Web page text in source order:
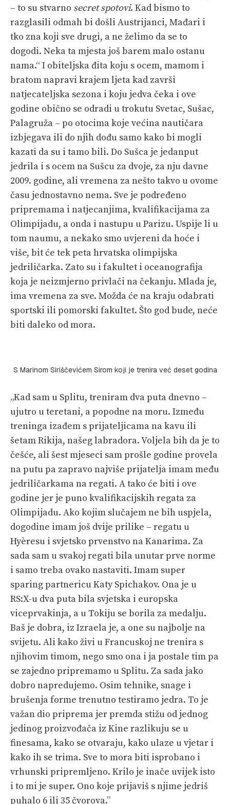
– to su stvarno secret spotovi. Kad bismo to
razglasili odmah bi došli Austrijanci, Mađari i
tko zna koji sve drugi, a ne želimo da se to
dogodi. Neka ta mjesta još barem malo ostanu
nama.“ I obiteljska đita koju s ocem, mamom i
bratom napravi krajem ljeta kad završi
natjecateljska sezona i koju jedva čeka i ove
godine obično se odradi u trokutu Svetac, Sušac,
Palagruža – po otocima koje većina nautičara
izbjegava ili do njih dođu samo kako bi mogli
kazati da su i tamo bili. Do Sušca je jedanput
jedrila i s ocem na Sušcu za dvoje, za nju davne
2009. godine, ali vremena za nešto takvo u ovome
času jednostavno nema. Sve je podređeno
pripremama i natjecanjima, kvalifikacijama za
Olimpijadu, a onda i nastupu u Parizu. Uspije li u
tom naumu, a nekako smo uvjereni da hoće i
više, bit će tek peta hrvatska olimpijska
jedriličarka. Zato su i fakultet i oceanografija
koja je neizmjerno privlači na čekanju. Mlada je,
ima vremena za sve. Možda će na kraju odabrati
sportski ili pomorski fakultet. Što god bude, neće
biti daleko od mora.
S Marinom Siriščevićem Sirom koji je trenira već deset godina
„Kad sam u Splitu, treniram dva puta dnevno –
ujutro u teretani, a popodne na moru. Između
treninga izađem s prijateljicama na kavu ili
šetam Rikija, našeg labradora. Voljela bih da je to
češće, ali šest mjeseci sam prošle godine provela
na putu pa zapravo najviše prijatelja imam među
jedriličarkama na regati. A tako će biti i ove
godine jer je puno kvalifikacijskih regata za
Olimpijadu. Ako kojim slučajem ne bih uspjela,
dogodine imam još dvije prilike – regatu u
Hyèresu i svjetsko prvenstvo na Kanarima. Za
sada sam u svakoj regati bila unutar prve norme
i samo treba ovako nastaviti. Imam super
sparing partnericu Katy Spichakov. Ona je u
RS:X-u dva puta bila svjetska i europska
viceprvakinja, a u Tokiju se borila za medalju.
Baš je dobra, iz Izraela je, a one su najbolje na
svijetu. Ali kako živi u Francuskoj ne trenira s
njihovim timom, nego smo ona i ja postale tim pa
se zajedno pripremamo u Splitu. Za sada jako
dobro napredujemo. Osim tehnike, snage i
brušenja forme trenutno testiramo jedra. To je
važan dio priprema jer premda stižu od jednog
jedinog proizvođača iz Kine razlikuju se u
finesama, kako se otvaraju, kako ulaze u vjetar i
kako ih se trima. Sve to mora biti isprobano i
vrhunski pripremljeno. Krilo je inače uvijek isto
i to mi je super. Ono koje prijaviš s njime jedriš
puhalo 6 ili 35 čvorova.”